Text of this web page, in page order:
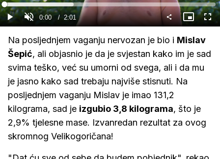
GledajUpali
zvuk
Current
Time
0:00 / Duration
2:01
Loaded:
32.89%
Slika
u
Na posljednjem vaganju nervozan je bio i Mislav
Šepić, ali objasnio je da je svjestan kako im je sad
svima teško, već su umorni od svega, ali i da mu
je jasno kako sad trebaju najviše stisnuti. Na
posljednjem vaganju Mislav je imao 131,2
kilograma, sad je izgubio 3,8 kilograma, što je
2,9% tjelesne mase. Izvanredan rezultat za ovog
skromnog Velikogoričana!